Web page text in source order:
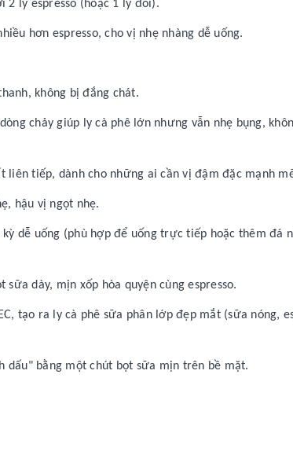
2 ly espresso (hoặc 1 ly đôi).
hơn espresso, cho vị nhẹ nhàng dễ uống.
không bị đắng chát.
chảy giúp ly cà phê lớn nhưng vẫn nhẹ bụng,
liên tiếp, dành cho những ai cần vị đậm đặc mạnh
hậu vị ngọt nhẹ.
dễ uống (phù hợp để uống trực tiếp hoặc thêm đá
dày, mịn xốp hòa quyện cùng espresso.
tạo ra ly cà phê sữa phân lớp đẹp mắt (sữa nóng,
dấu" bằng một chút bọt sữa mịn trên bề mặt.